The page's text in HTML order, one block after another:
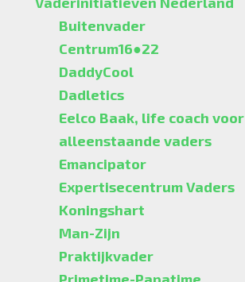
Buitenvader
Centrum16●22
DaddyCool
Dadletics
Eelco Baak, life coach voor
alleenstaande vaders
Emancipator
Expertisecentrum Vaders
Koningshart
Man-Zijn
Praktijkvader